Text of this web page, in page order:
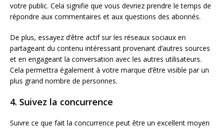
votre public. Cela signifie que vous devriez prendre le temps de
répondre aux commentaires et aux questions des abonnés.
De plus, essayez d’être actif sur les réseaux sociaux en
partageant du contenu intéressant provenant d’autres sources
et en engageant la conversation avec les autres utilisateurs.
Cela permettra également à votre marque d’être visible par un
plus grand nombre de personnes.
4. Suivez la concurrence
Suivre ce que fait la concurrence peut être un excellent moyen